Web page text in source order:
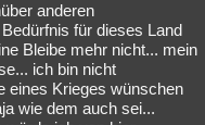
anderen
für dieses Land
Bleibe mehr nicht... mein
ich bin nicht
eines Krieges wünschen
wie dem auch sei...